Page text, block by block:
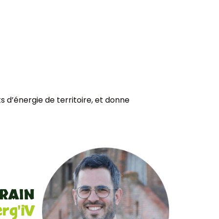
d’énergie de territoire, et donne